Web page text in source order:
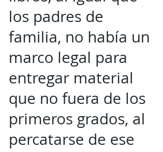
los padres de
familia, no había un
marco legal para
entregar material
que no fuera de los
primeros grados, al
percatarse de ese